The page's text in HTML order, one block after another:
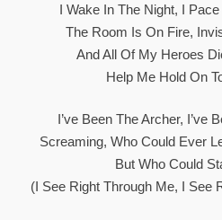
I Wake In The Night, I
The Room Is On Fire,
And All Of My Heroes
Help Me Hold On
I’ve Been The Archer, I’ve
Screaming, Who Could Ever
But Who Could
(I See Right Through Me, I See